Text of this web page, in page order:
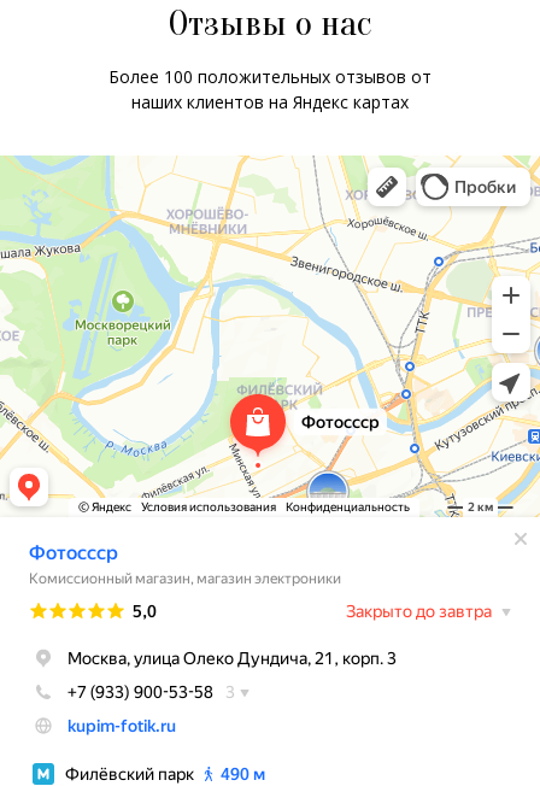
Отзывы о нас
Более 100 положительных отзывов от
наших клиентов на Яндекс картах
online
Мессенджеры
Свяжитесь с нами через любой удобный
мессенджер!
WhatsApp Telegram